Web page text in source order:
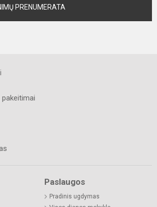
PRENUMERATA
Paslaugos
Pradinis ugdymas